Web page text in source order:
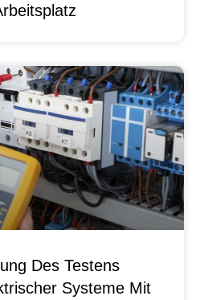
Des Testens
Systeme Mit